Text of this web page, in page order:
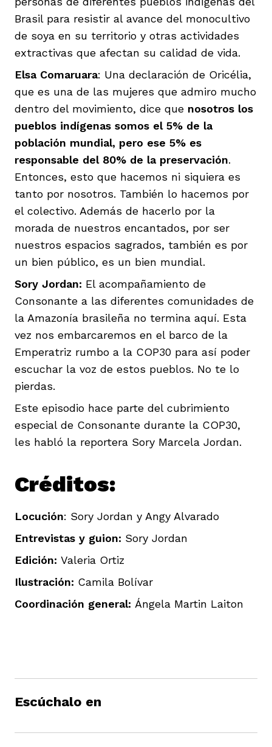
Brasil para resistir al avance del monocultivo
de soya en su territorio y otras actividades
extractivas que afectan su calidad de vida.
Elsa Comaruara: Una declaración de Oricélia,
que es una de las mujeres que admiro mucho
dentro del movimiento, dice que nosotros los
pueblos indígenas somos el 5% de la
población mundial, pero ese 5% es
responsable del 80% de la preservación.
Entonces, esto que hacemos ni siquiera es
tanto por nosotros. También lo hacemos por
el colectivo. Además de hacerlo por la
morada de nuestros encantados, por ser
nuestros espacios sagrados, también es por
un bien público, es un bien mundial.
Sory Jordan: El acompañamiento de
Consonante a las diferentes comunidades de
la Amazonía brasileña no termina aquí. Esta
vez nos embarcaremos en el barco de la
Emperatriz rumbo a la COP30 para así poder
escuchar la voz de estos pueblos. No te lo
pierdas.
Este episodio hace parte del cubrimiento
especial de Consonante durante la COP30,
les habló la reportera Sory Marcela Jordan.
Créditos:
Locución: Sory Jordan y Angy Alvarado
Entrevistas y guion: Sory Jordan
Edición: Valeria Ortiz
Ilustración: Camila Bolívar
Coordinación general: Ángela Martin Laiton
Escúchalo en